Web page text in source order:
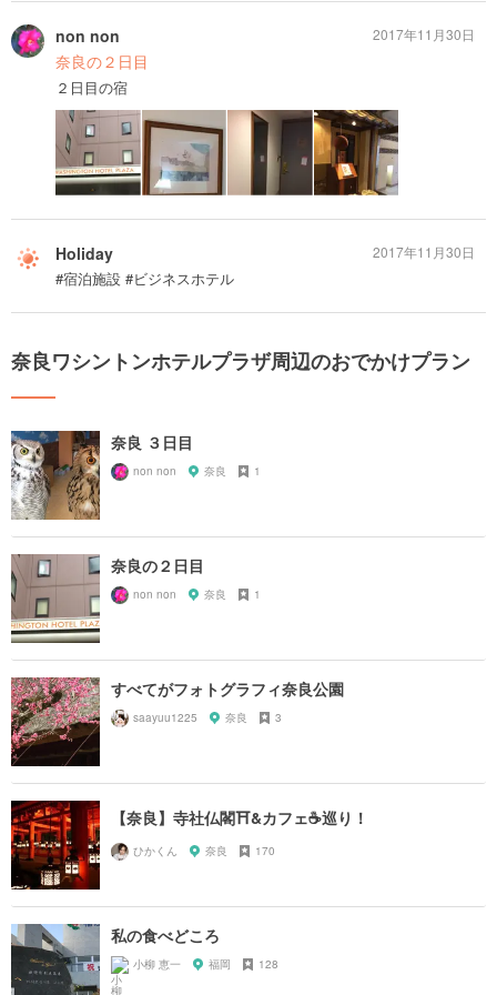
non non
奈良の２日目
２日目の宿
2017年11月30日
Holiday
#宿泊施設 #ビジネスホテル
2017年11月30日
奈良ワシントンホテルプラザ周辺のおでかけプラン
奈良 ３日目
non non 奈良 1
奈良の２日目
non non 奈良 1
すべてがフォトグラフィ奈良公園
saayuu1225 奈良 3
【奈良】寺社仏閣⛩&カフェ☕️巡り！
ひかくん 奈良 170
私の食べどころ
小柳 恵一 福岡 128